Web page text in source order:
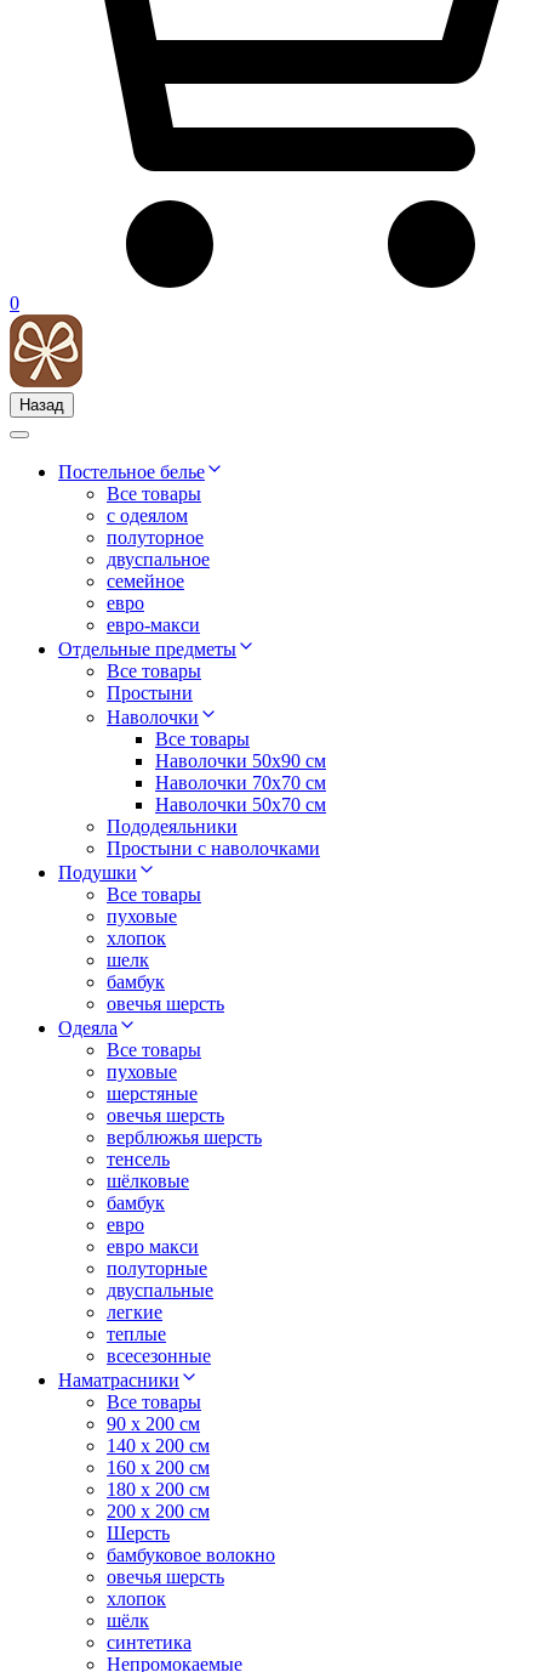
0
Назад
Постельное белье
Все товары
с одеялом
полуторное
двуспальное
семейное
евро
евро-макси
Отдельные предметы
Все товары
Простыни
Наволочки
Все товары
Наволочки 50x90 см
Наволочки 70x70 cм
Наволочки 50х70 см
Пододеяльники
Простыни с наволочками
Подушки
Все товары
пуховые
хлопок
шелк
бамбук
овечья шерсть
Одеяла
Все товары
пуховые
шерстяные
овечья шерсть
верблюжья шерсть
тенсель
шёлковые
бамбук
евро
евро макси
полуторные
двуспальные
легкие
теплые
всесезонные
Наматрасники
Все товары
90 x 200 см
140 x 200 см
160 x 200 см
180 x 200 см
200 x 200 см
Шерсть
бамбуковое волокно
овечья шерсть
хлопок
шёлк
синтетика
Непромокаемые